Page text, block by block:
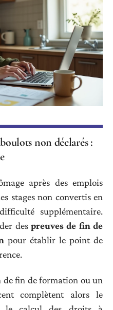
non déclarés :
après des emplois
stages non convertis en
supplémentaire.
des preuves de fin de
pour établir le point de
de fin de formation ou un
complètent alors le